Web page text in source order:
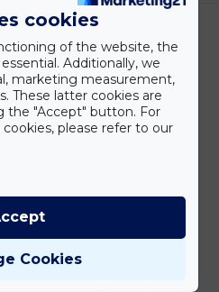
és megadjuk a legjobb gyártói árakat.
cookies
of the website, the
Additionally, we
marketing measurement,
These latter cookies are
the "Accept" button. For
please refer to our
Cookies